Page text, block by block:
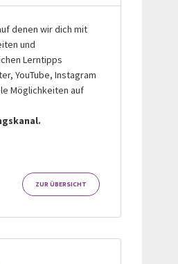
denen wir dich mit
und
Lerntipps
YouTube, Instagram
Möglichkeiten auf
ZUR ÜBERSICHT